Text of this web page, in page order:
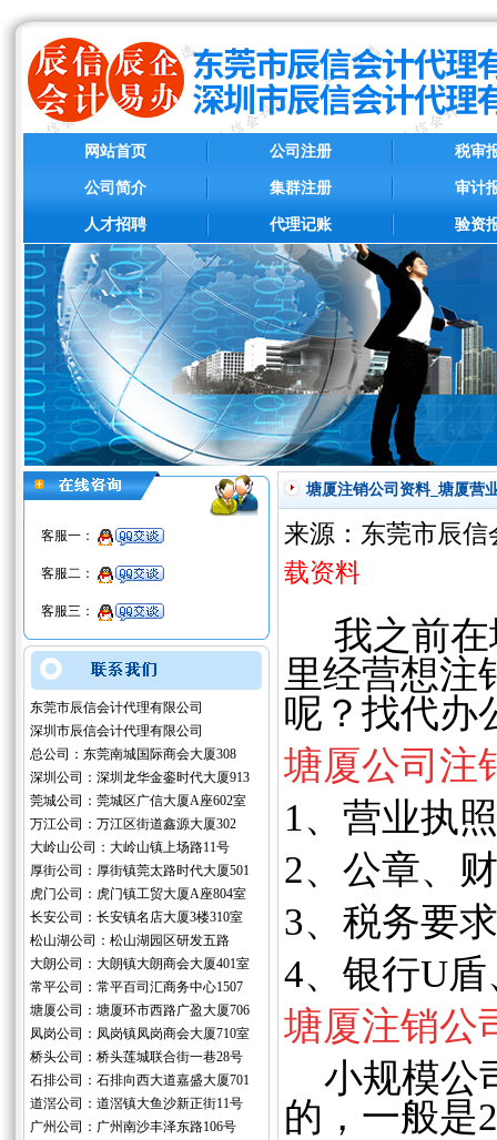
网站首页
公司简介
人才招聘
公司注册
集群注册
代理记账
税审
审计
验资
客服一：
客服二：
客服三：
东莞市辰信会计代理有限公司
深圳市辰信会计代理有限公司
总公司：东莞南城国际商会大厦308
深圳公司：深圳龙华金銮时代大厦913
莞城公司：莞城区广信大厦A座602室
万江公司：万江区街道鑫源大厦302
大岭山公司：大岭山镇上场路11号
厚街公司：厚街镇莞太路时代大厦501
虎门公司：虎门镇工贸大厦A座804室
长安公司：长安镇名店大厦3楼310室
松山湖公司：松山湖园区研发五路
大朗公司：大朗镇大朗商会大厦401室
常平公司：常平百司汇商务中心1507
塘厦公司：塘厦环市西路广盈大厦706
凤岗公司：凤岗镇凤岗商会大厦710室
桥头公司：桥头莲城联合街一巷28号
石排公司：石排向西大道嘉盛大厦701
道滘公司：道滘镇大鱼沙新正街11号
广州公司：广州南沙丰泽东路106号
塘厦注销公司资料_塘厦营
来源：东莞市辰
载资料
我之前在
里经营想注
呢？找代办
塘厦公司注
1、 营业执
2、公章、
3、税务要
4、银行U
塘厦注销公
小规模公
的，一般是